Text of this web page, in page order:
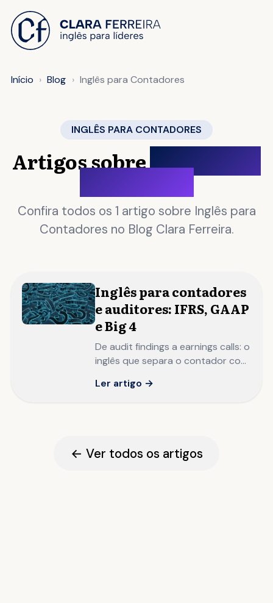
Início Blog Inglês para Contadores
INGLÊS PARA CONTADORES
Artigos sobreInglês para
Confira todos os 1 artigo sobre Inglês para
Contadores no Blog Clara Ferreira.
Inglês para contadores
e auditores: IFRS, GAAP
e Big 4
De audit findings a earnings calls: o
inglês que separa o contador com
profissional financeiro com
Ler artigo →
← Ver todos os artigos